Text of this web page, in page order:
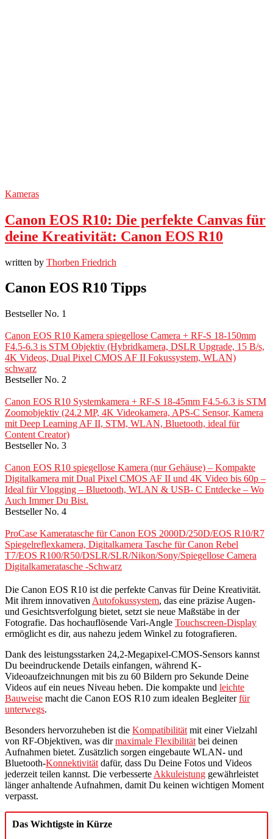
Kameras
Canon EOS R10: Die perfekte Canvas für
deine Kreativität: Canon EOS R10
written by Thorben Friedrich
Canon EOS R10 Tipps
Bestseller No. 1
Canon EOS R10 Kamera spiegellose Camera + RF-S 18-150mm
F4.5-6.3 is STM Objektiv (Hybridkamera, DSLR Upgrade, 15 B/s,
4K Videos, Dual Pixel CMOS AF II Fokussystem, WLAN)
schwarz
Bestseller No. 2
Canon EOS R10 Systemkamera + RF-S 18-45mm F4.5-6.3 is STM
Zoomobjektiv (24.2 MP, 4K Videokamera, APS-C Sensor, Kamera
mit Deep Learning AF II, STM, WLAN, Bluetooth, ideal für
Content Creator)
Bestseller No. 3
Canon EOS R10 spiegellose Kamera (nur Gehäuse) – Kompakte
Digitalkamera mit Dual Pixel CMOS AF II und 4K Video bis 60p –
Ideal für Vlogging – Bluetooth, WLAN & USB- C Entdecke – Wo
Auch Immer Du Bist.
Bestseller No. 4
ProCase Kameratasche für Canon EOS 2000D/250D/EOS R10/R7
Spiegelreflexkamera, Digitalkamera Tasche für Canon Rebel
T7/EOS R100/R50/DSLR/SLR/Nikon/Sony/Spiegellose Camera
Digitalkameratasche -Schwarz
Die Canon EOS R10 ist die perfekte Canvas für Deine Kreativität.
Mit ihrem innovativen Autofokussystem, das eine präzise Augen-
und Gesichtsverfolgung bietet, setzt sie neue Maßstäbe in der
Fotografie. Das hochauflösende Vari-Angle Touchscreen-Display
ermöglicht es dir, aus nahezu jedem Winkel zu fotografieren.
Dank des leistungsstarken 24,2-Megapixel-CMOS-Sensors kannst
Du beeindruckende Details einfangen, während K-
Videoaufzeichnungen mit bis zu 60 Bildern pro Sekunde Deine
Videos auf ein neues Niveau heben. Die kompakte und leichte
Bauweise macht die Canon EOS R10 zum idealen Begleiterfür
unterwegs.
Besonders hervorzuheben ist die Kompatibilität mit einer Vielzahl
von RF-Objektiven, was dirmaximale Flexibilität bei deinen
Aufnahmen bietet. Zusätzlich sorgen eingebaute WLAN- und
Bluetooth-Konnektivität dafür, dass Du Deine Fotos und Videos
jederzeit teilen kannst. Die verbesserte Akkuleistung gewährleistet
länger anhaltende Aufnahmen, damit Du keinen wichtigen Moment
verpasst.
Das Wichtigste in Kürze